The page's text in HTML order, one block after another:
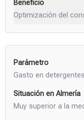
Optimización del
Gasto en detergentes
Muy superior a la